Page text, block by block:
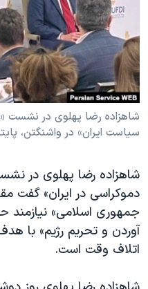
فرهنگ و زندگی
حقوق شهروندی
اقتصادی
علم و فناوری
اسرائیل در جنگ
گالری عکس
مستندها
انتخابات ریاست جمهوری آمریکا
حمله جمهوری اسلامی به
رمز مهسا
ورزش زنان در ایران
اعتراضات زن، زندگی، آزادی
تریبونال مردمی آبان ۹۸
دادگاه حمید نوری
چهل سال گروگان‌گیری
دنبال کنید
زبانهای مختلف
شاهزاده رضا پهلوی در نشست
سیاست ایران» در واشنگتن، پایتخت
شاهزاده رضا پهلوی در
دموکراسی در ایران» گفت
جمهوری اسلامی»
آوردن و تحریم رژیم» با
اتلاف وقت است.